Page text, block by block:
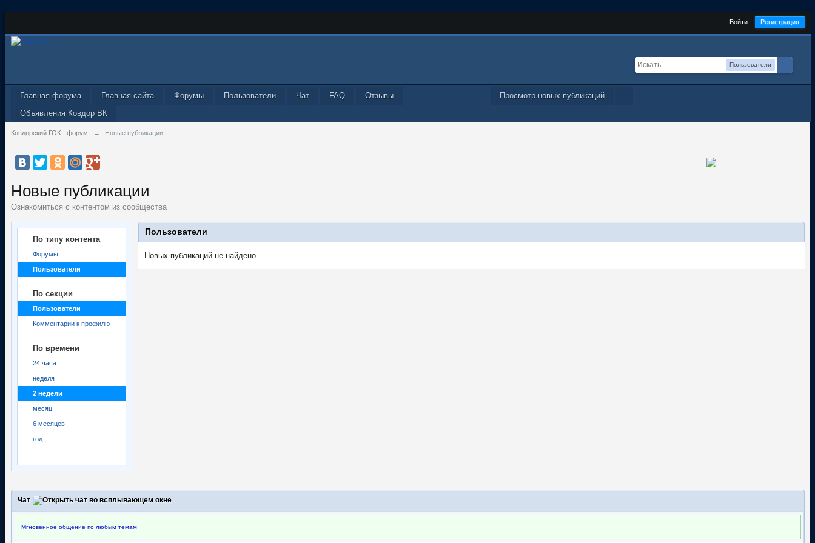
Войти Регистрация
Пользователи
Просмотр новых публикаций
Главная форума Главная сайта Форумы Пользователи Чат FAQ
Отзывы
Объявления Ковдор ВК
Ковдорский ГОК - форум → Новые публикации
Новые публикации
Ознакомиться с контентом из сообщества
По типу контента
Форумы
Пользователи
По секции
Пользователи
Комментарии к профилю
По времени
24 часа
неделя
2 недели
месяц
6 месяцев
год
Пользователи
Новых публикаций не найдено.
Чат
Мгновенное общение по любым темам